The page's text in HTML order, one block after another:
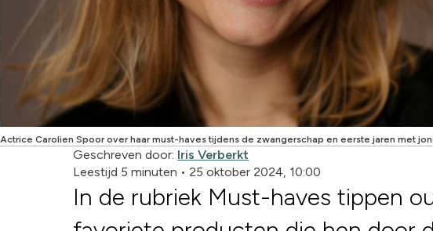
Actrice Carolien Spoor over haar must-haves tijdens de zwangerschap en eerste jaren met
Geschreven door: Iris Verberkt
Leestijd 5 minuten • 25 oktober 2024, 10:00
In de rubriek Must-haves tippen